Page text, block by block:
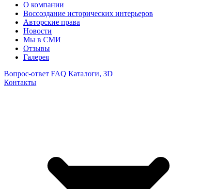
О компании
Воссоздание исторических интерьеров
Авторские права
Новости
Мы в СМИ
Отзывы
Галерея
Вопрос-ответ FAQ Каталоги, 3D
Контакты